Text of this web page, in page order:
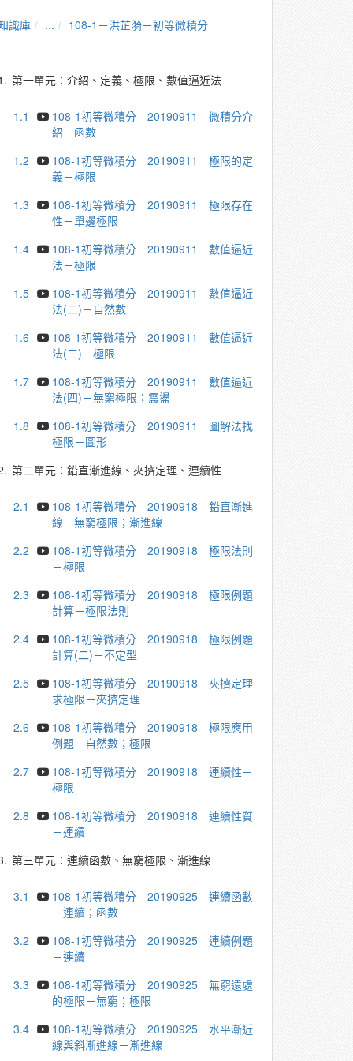
識庫 ... 108-1－洪芷漪－初等微積分
第一單元：介紹、定義、極限、數值逼近法
1.1
108-1初等微積分 20190911 微積分介
紹－函數
1.2
108-1初等微積分 20190911 極限的定
義－極限
1.3
108-1初等微積分 20190911 極限存在
性－單邊極限
1.4
108-1初等微積分 20190911 數值逼近
法－極限
1.5
108-1初等微積分 20190911 數值逼近
法(二)－自然數
1.6
108-1初等微積分 20190911 數值逼近
法(三)－極限
1.7
108-1初等微積分 20190911 數值逼近
法(四)－無窮極限；震盪
1.8
108-1初等微積分 20190911 圖解法找
極限－圖形
第二單元：鉛直漸進線、夾擠定理、連續性
2.1
108-1初等微積分 20190918 鉛直漸進
線－無窮極限；漸進線
2.2
108-1初等微積分 20190918 極限法則
－極限
2.3
108-1初等微積分 20190918 極限例題
計算－極限法則
2.4
108-1初等微積分 20190918 極限例題
計算(二)－不定型
2.5
108-1初等微積分 20190918 夾擠定理
求極限－夾擠定理
2.6
108-1初等微積分 20190918 極限應用
例題－自然數；極限
2.7
108-1初等微積分 20190918 連續性－
極限
2.8
108-1初等微積分 20190918 連續性質
－連續
第三單元：連續函數、無窮極限、漸進線
3.1
108-1初等微積分 20190925 連續函數
－連續；函數
3.2
108-1初等微積分 20190925 連續例題
－連續
3.3
108-1初等微積分 20190925 無窮遠處
的極限－無窮；極限
3.4
108-1初等微積分 20190925 水平漸近
線與斜漸進線－漸進線